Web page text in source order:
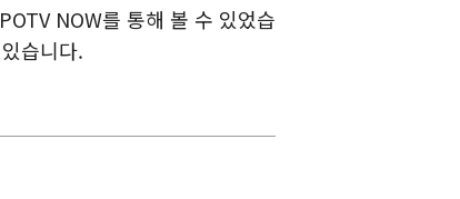
NOW를 통해 볼 수 있었습
습니다.